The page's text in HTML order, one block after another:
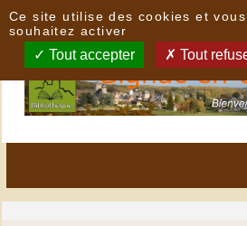
Ce site utilise des cookies et
souhaitez activer
Tout accepter Tout